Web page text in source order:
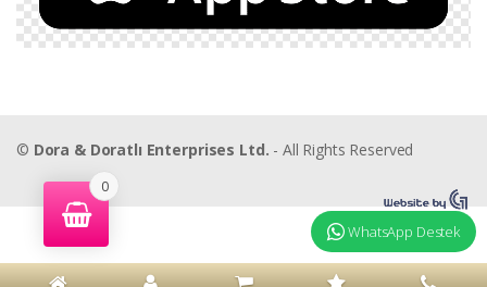
© Dora & Doratlı Enterprises Ltd. - All Rights Reserved
0
WhatsApp Destek